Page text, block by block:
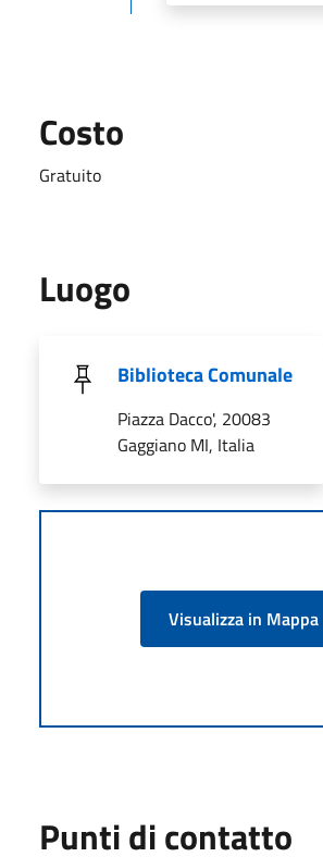
Costo
Gratuito
Luogo
Biblioteca Comunale
Piazza Dacco', 20083
Gaggiano MI, Italia
Visualizza in Mappa
Punti di contatto